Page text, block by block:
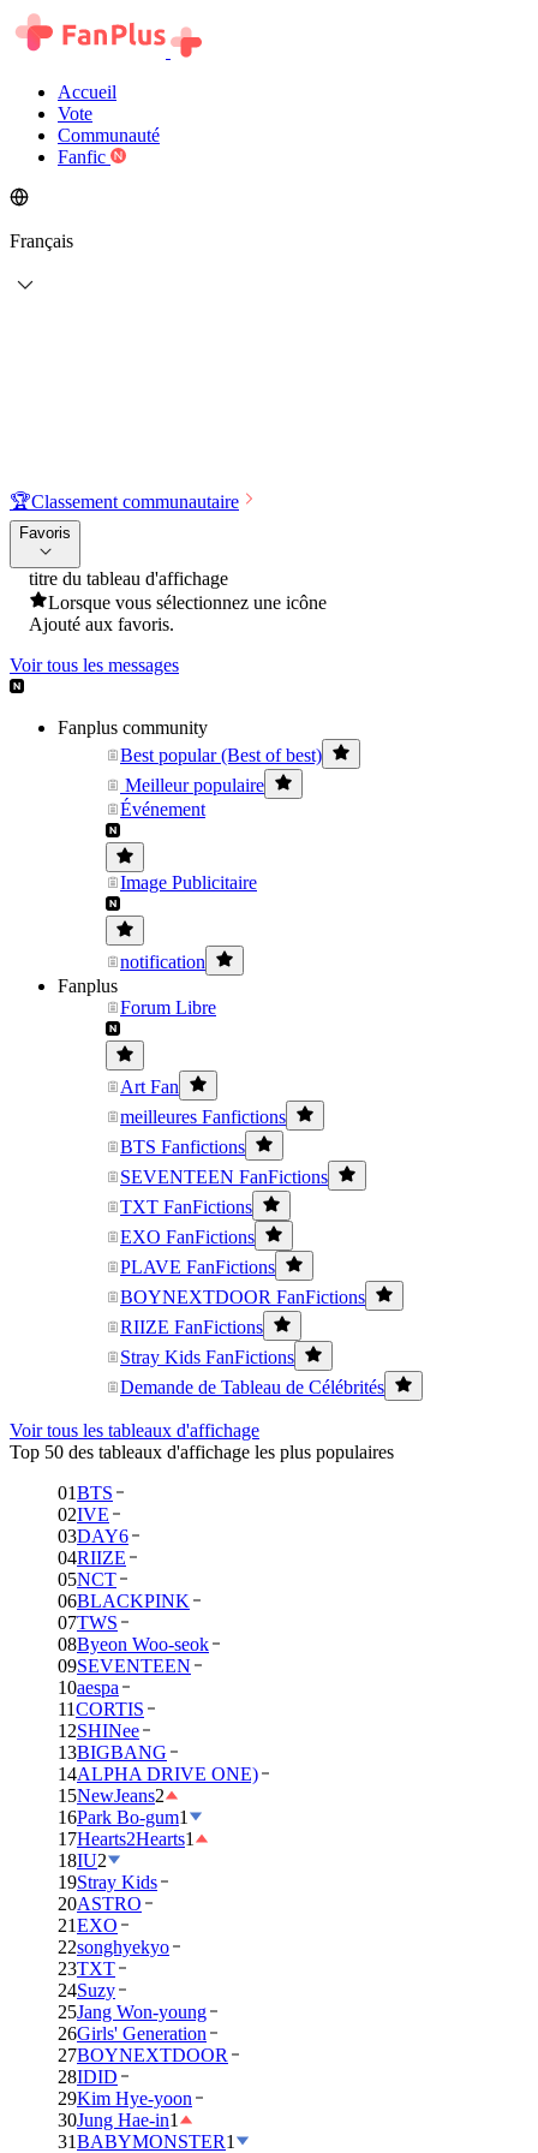
Accueil
Vote
Communauté
Fanfic
Français
🏆Classement communautaire
Favoris
titre du tableau d'affichage
Lorsque vous sélectionnez une icône
Ajouté aux favoris.
Voir tous les messages
Fanplus community
Best popular (Best of best)
Meilleur populaire
Événement
Image Publicitaire
notification
Fanplus
Forum Libre
Art Fan
meilleures Fanfictions
BTS Fanfictions
SEVENTEEN FanFictions
TXT FanFictions
EXO FanFictions
PLAVE FanFictions
BOYNEXTDOOR FanFictions
RIIZE FanFictions
Stray Kids FanFictions
Demande de Tableau de Célébrités
Voir tous les tableaux d'affichage
Top 50 des tableaux d'affichage les plus populaires
01BTS
02IVE
03DAY6
04RIIZE
05NCT
06BLACKPINK
07TWS
08Byeon Woo-seok
09SEVENTEEN
10aespa
11CORTIS
12SHINee
13BIGBANG
14ALPHA DRIVE ONE)
15NewJeans2
16Park Bo-gum1
17Hearts2Hearts1
18IU2
19Stray Kids
20ASTRO
21EXO
22songhyekyo
23TXT
24Suzy
25Jang Won-young
26Girls' Generation
27BOYNEXTDOOR
28IDID
29Kim Hye-yoon
30Jung Hae-in1
31BABYMONSTER1